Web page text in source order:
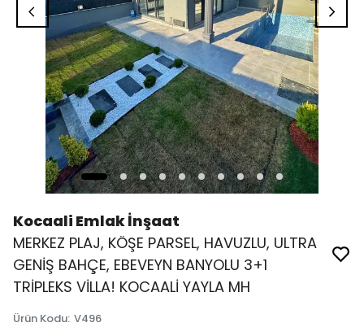
Kocaali Emlak İnşaat
MERKEZ PLAJ, KÖŞE PARSEL, HAVUZLU, ULTRA
GENİŞ BAHÇE, EBEVEYN BANYOLU 3+1
TRİPLEKS VİLLA! KOCAALİ YAYLA MH
Ürün Kodu: V496